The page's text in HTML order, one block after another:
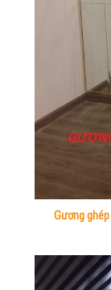
Gương